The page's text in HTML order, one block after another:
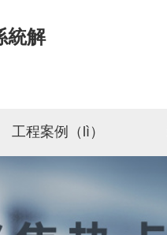
統解
工程案例（lì）